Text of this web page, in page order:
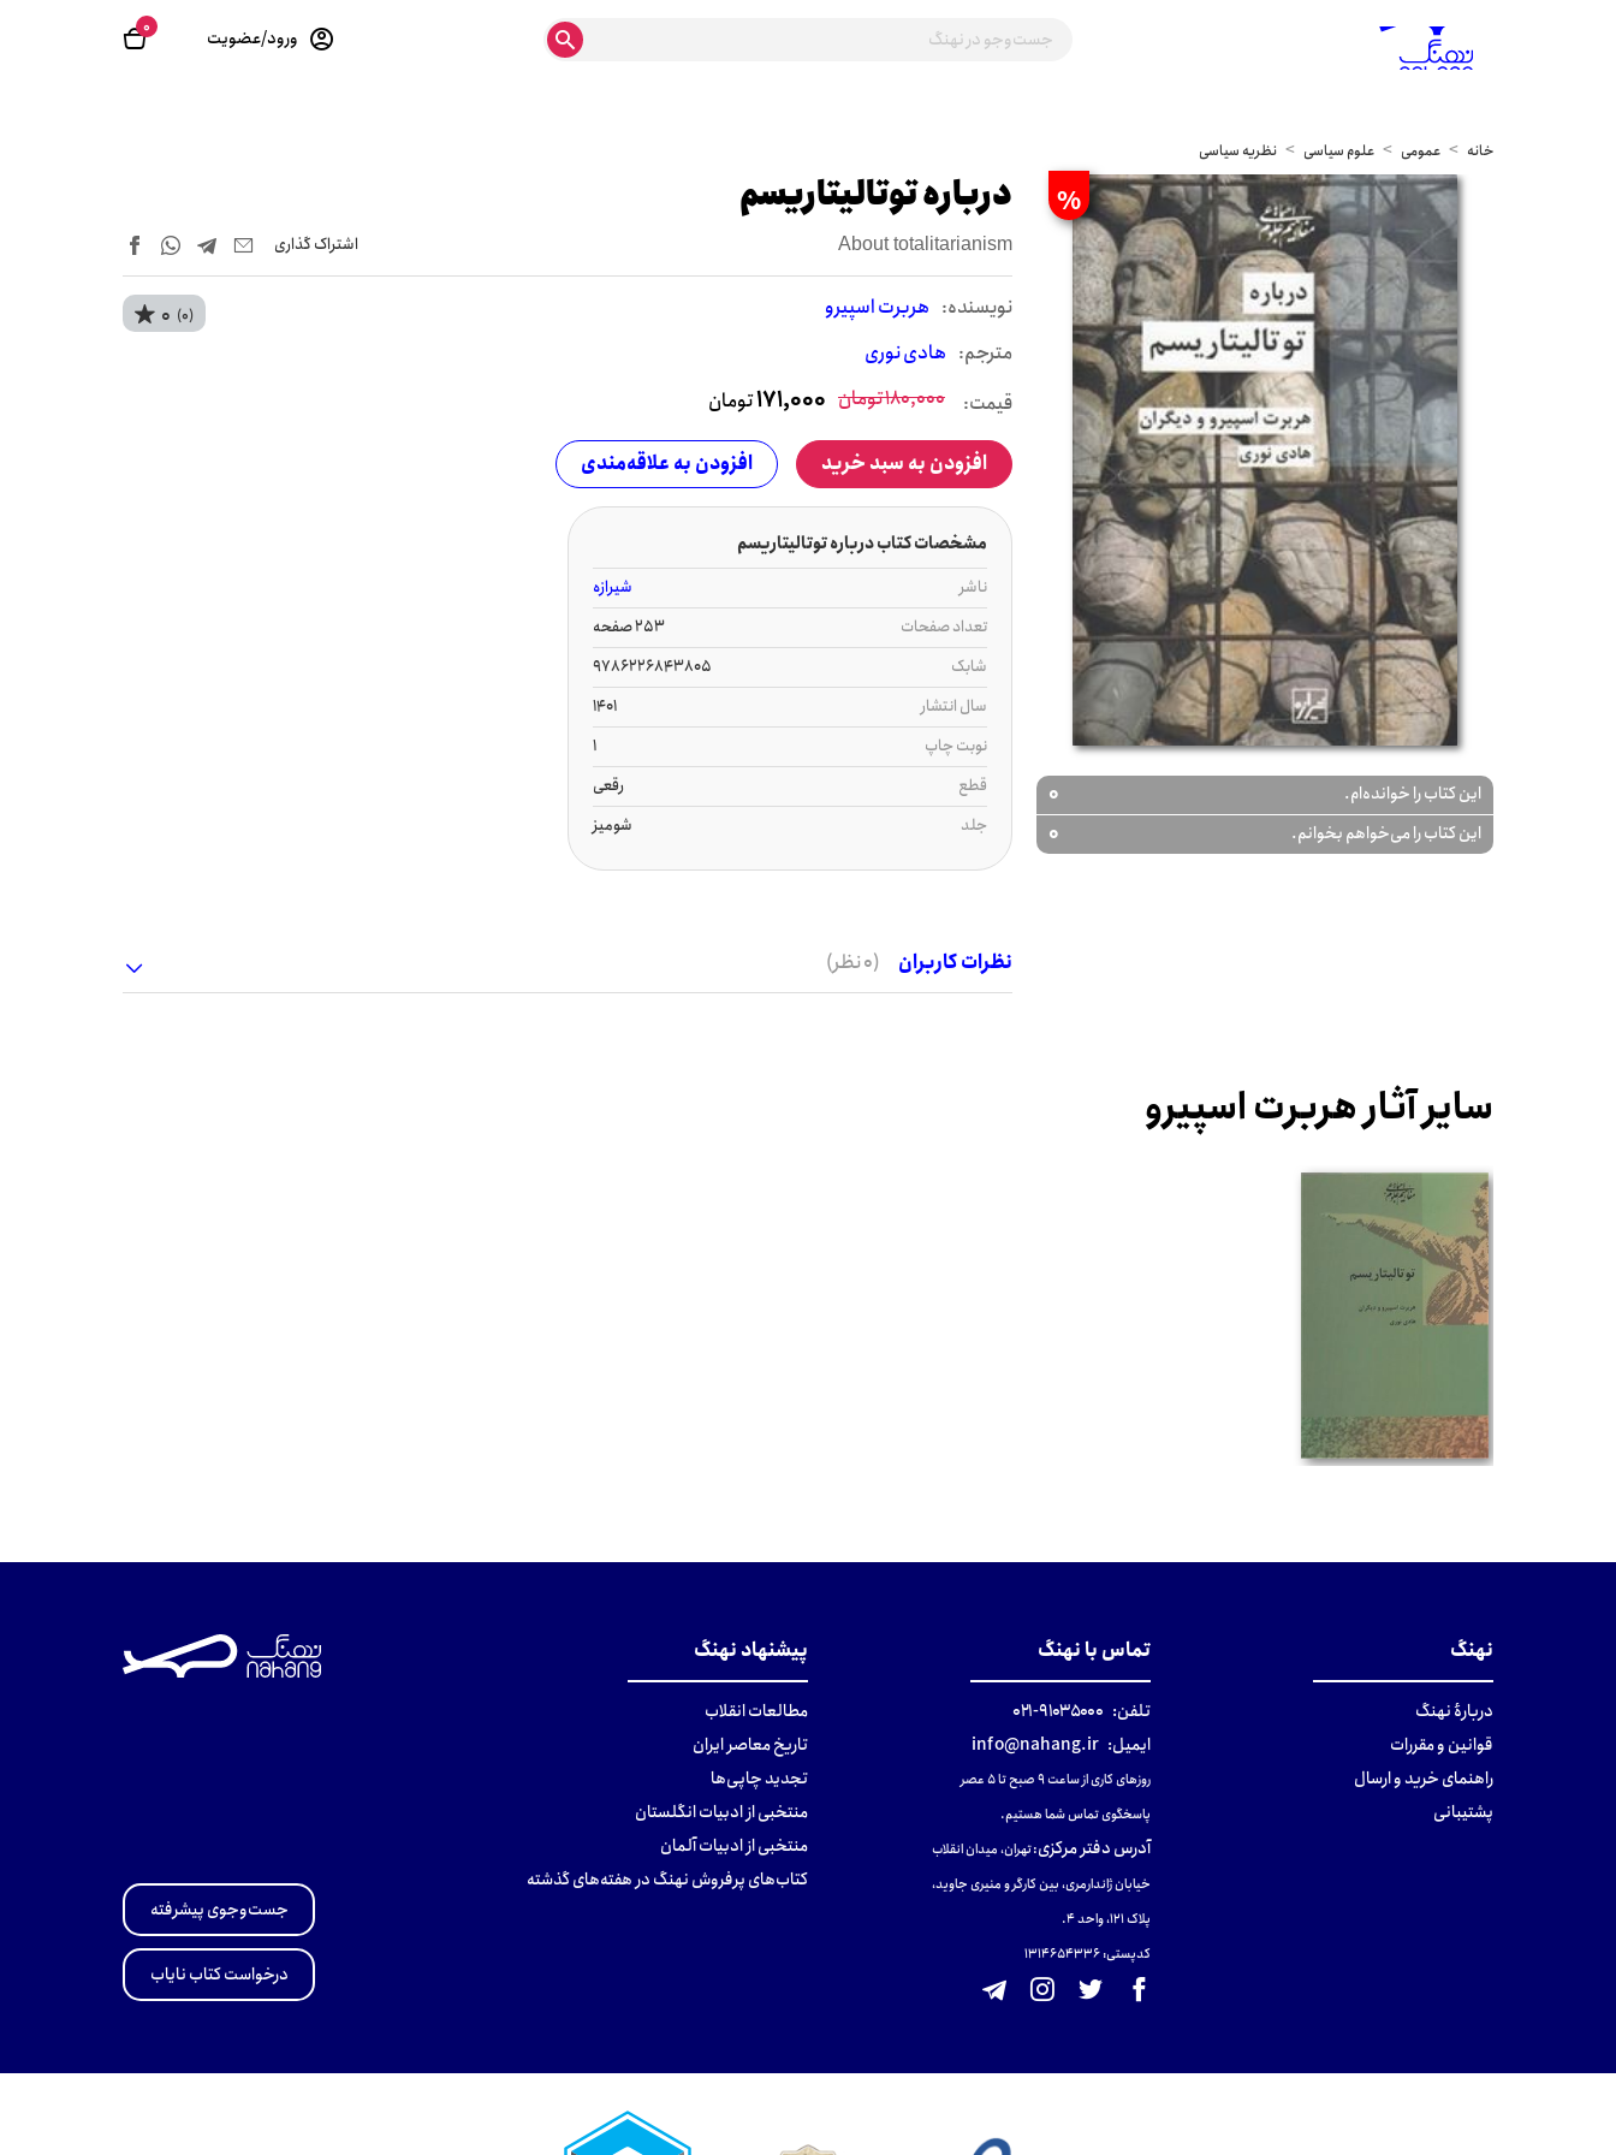
0 ورود/عضویت
خانه عمومی علوم سیاسی نظریه سیاسی
%
این کتاب را خوانده‌ام. 0
این کتاب را می‌خواهم بخوانم. 0
درباره توتالیتاریسم
About totalitarianism اشتراک‌ گذاری
نويسنده: هربرت اسپیرو
مترجم: هادی نوری
0 (0)
قیمت: 180,000تومان 171,000تومان
افزودن به سبد خرید افزودن به علاقه‌مندی
مشخصات کتاب درباره توتالیتاریسم
ناشر
شیرازه
تعداد صفحات
253 صفحه
شابک
9786226843805
سال انتشار
1401
نوبت چاپ
1
قطع
رقعی
جلد
شومیز
نظرات کاربران (0 نظر)
سایر آثار هربرت اسپیرو
نهنگ
دربارهٔ نهنگ
قوانین و مقررات
راهنمای خرید و ارسال
پشتیبانی
تماس با نهنگ
تلفن: ۹۱۰۳۵۰۰۰-۰۲۱
ایمیل: info@nahang.ir
روزهای کاری از ساعت ۹ صبح تا ۵ عصر
پاسخگوی تماس شما هستیم.
آدرس دفتر مرکزی:تهران، میدان انقلاب
خیابان ژاندارمری، بین کارگر و منیری جاوید،
پلاک 121، واحد ۴.
کدپستی: 131465433۶
پیشنهاد نهنگ
مطالعات انقلاب
تاریخ معاصر ایران
تجدید چاپی‌ها
منتخبی از ادبیات انگلستان
منتخبی از ادبیات آلمان
کتاب‌های پرفروش نهنگ در هفته‌های گذشته
جست‌وجوی پیشرفته
درخواست کتاب نایاب